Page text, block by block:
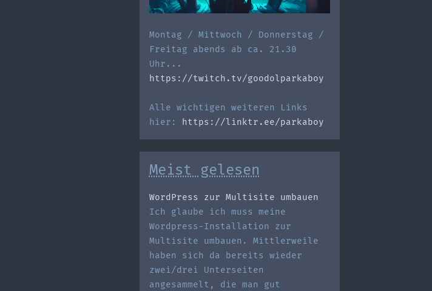
Montag / Mittwoch / Donnerstag /
Freitag abends ab ca. 21.30
Uhr...
https://twitch.tv/goodolparkaboy
Alle wichtigen weiteren Links
hier:
https://linktr.ee/parkaboy
Meist gelesen
WordPress zur Multisite umbauen
Ich glaube ich muss meine
Wordpress-Installation zur
Multisite umbauen. Mittlerweile
haben sich da bereits wieder
zwei/drei Unterseiten
angesammelt, die man gut